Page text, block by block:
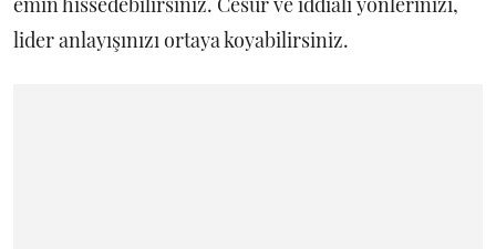
lider anlayışınızı ortaya koyabilirsiniz.